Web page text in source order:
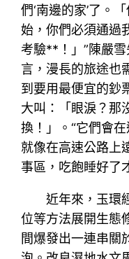
們‘南邊的家’了。
始，你們必須通過
考驗**！」”陳嚴
言，漫長的旅途也
到要用最便宜的鈔
大叫：「眼淚？那
換！」。“它們會
就像在高速公路上
事區，吃飽睡好了
近年來，玉環
位等方法展開生態
間爆發出一連串關